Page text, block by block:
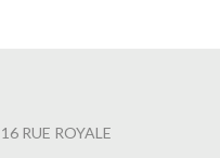
16 RUE ROYALE